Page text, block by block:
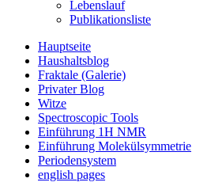
Lebenslauf
Publikationsliste
Hauptseite
Haushaltsblog
Fraktale (Galerie)
Privater Blog
Witze
Spectroscopic Tools
Einführung 1H NMR
Einführung Molekülsymmetrie
Periodensystem
english pages